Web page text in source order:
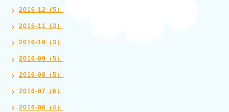
2016-12（5）
2016-11（3）
2016-10（3）
2016-09（5）
2016-08（5）
2016-07（6）
2016-06（4）